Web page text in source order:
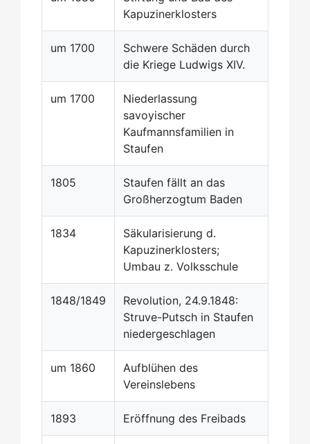
Kapuzinerklosters
um 1700
Schwere Schäden durch
die Kriege Ludwigs XIV.
um 1700
Niederlassung
savoyischer
Kaufmannsfamilien in
Staufen
1805
Staufen fällt an das
Großherzogtum Baden
1834
Säkularisierung d.
Kapuzinerklosters;
Umbau z. Volksschule
1848/1849
Revolution, 24.9.1848:
Struve-Putsch in Staufen
niedergeschlagen
um 1860
Aufblühen des
Vereinslebens
1893 Eröffnung des Freibads